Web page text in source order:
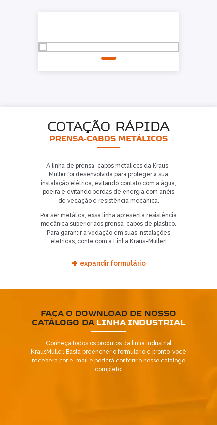
COTAÇÃO RÁPIDA
PRENSA-CABOS METÁLICOS
A linha de prensa-cabos metálicos da Kraus-
Muller foi desenvolvida para proteger a sua
instalação elétrica, evitando contato com a água,
poeira e evitando perdas de energia com anéis
de vedação e resistência mecânica.
Por ser metálica, essa linha apresenta resistência
mecânica superior aos prensa-cabos de plástico.
Para garantir a vedação em suas instalações
elétricas, conte com a Linha Kraus-Muller!
+ expandir formulário
FAÇA O DOWNLOAD DE NOSSO
CATÁLOGO DA LINHA INDUSTRIAL
Conheça todos os produtos da linha industrial
KrausMuller. Basta preencher o formulário e pronto, você
receberá por e-mail e poderá conferir o nosso catálogo
completo!